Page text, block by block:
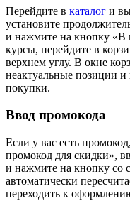
Перейдите в каталог и
установите
и нажмите на кнопку «В
курсы, перейдите в
верхнем углу. В окне
неактуальные позиции
покупки.
Ввод промокода
Если у вас есть
промокод для скидки»,
и нажмите на кнопку со
автоматически
переходить к